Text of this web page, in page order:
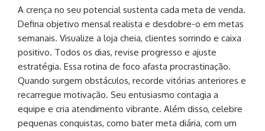
A crença no seu potencial sustenta cada meta de venda.
Defina objetivo mensal realista e desdobre-o em metas
semanais. Visualize a loja cheia, clientes sorrindo e caixa
positivo. Todos os dias, revise progresso e ajuste
estratégia. Essa rotina de foco afasta procrastinação.
Quando surgem obstáculos, recorde vitórias anteriores e
recarregue motivação. Seu entusiasmo contagia a
equipe e cria atendimento vibrante. Além disso, celebre
pequenas conquistas, como bater meta diária, com um